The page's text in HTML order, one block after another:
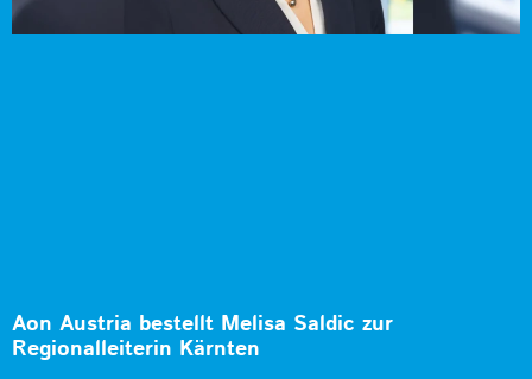
Aon Austria bestellt Melisa Saldic zur
Regionalleiterin Kärnten